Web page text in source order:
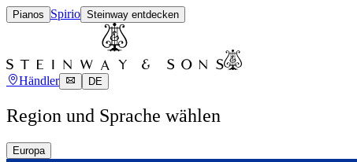
Pianos Spirio Steinway entdecken
Händler DE
Region und Sprache wählen
Europa